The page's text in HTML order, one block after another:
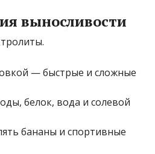
выносливости
— быстрые и сложные
белок, вода и солевой
бананы и спортивные